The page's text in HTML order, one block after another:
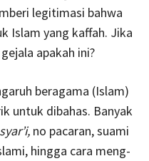
legitimasi bahwa
Islam yang kaffah. Jika
apakah ini?
beragama (Islam)
untuk dibahas. Banyak
no pacaran, suami
hingga cara meng-